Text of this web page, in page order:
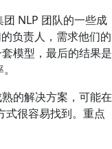
NLP 团队的一些成
负责人，需求他们的
模型，最后的结果是
的解决方案，可能在
很容易找到。重点